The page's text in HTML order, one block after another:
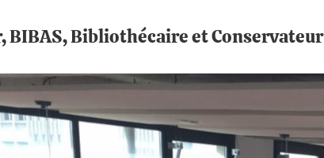
BIBAS, Bibliothécaire et Conservateur